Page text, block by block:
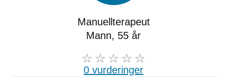
Manuellterapeut
Mann, 55 år
0 vurderinger